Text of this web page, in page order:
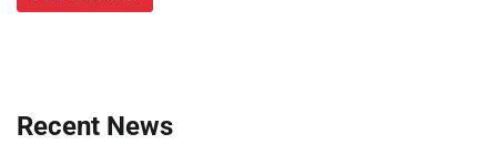
Recent News